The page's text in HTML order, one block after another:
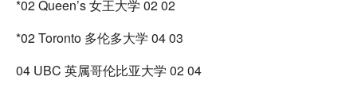
*02 Queen’s 女王大学 02 02
*02 Toronto 多伦多大学 04 03
04 UBC 英属哥伦比亚大学 02 04